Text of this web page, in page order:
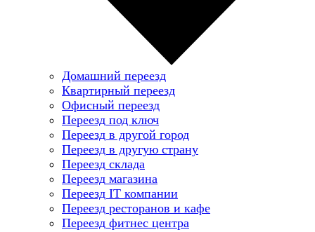
Домашний переезд
Квартирный переезд
Офисный переезд
Переезд под ключ
Переезд в другой город
Переезд в другую страну
Переезд склада
Переезд магазина
Переезд IT компании
Переезд ресторанов и кафе
Переезд фитнес центра